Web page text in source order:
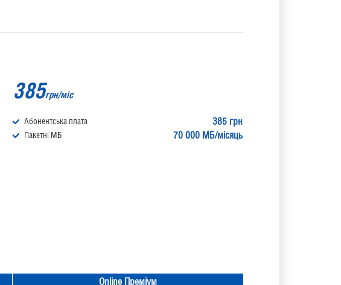
385грн/міс
385 грн
Абонентська плата
70 000 МБ/місяць
Пакетні МБ
Online Преміум